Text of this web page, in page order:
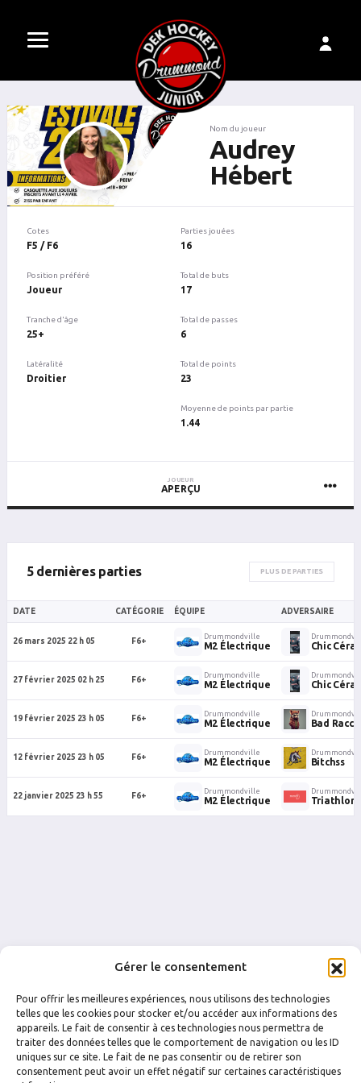
Gérer le consentement
Pour offrir les meilleures expériences, nous utilisons des technologies
telles que les cookies pour stocker et/ou accéder aux informations des
appareils. Le fait de consentir à ces technologies nous permettra de
traiter des données telles que le comportement de navigation ou les ID
uniques sur ce site. Le fait de ne pas consentir ou de retirer son
consentement peut avoir un effet négatif sur certaines caractéristiques
Nom du joueur
Audrey
Hébert
Cotes
F5 / F6
Position préféré
Joueur
Tranche d'âge
25+
Latéralité
Droitier
Parties jouées
16
Total de buts
17
Total de passes
6
Total de points
23
Moyenne de points par partie
1.44
JOUEUR
APERÇU
5 dernières parties PLUS DE PARTIES
DATE CATÉGORIE ÉQUIPE ADVERSAIRE
26 mars 2025 22 h 05 F6+
Drummondville
M2 Électrique Chic
27 février 2025 02 h 25 F6+
Drummondville
M2 Électrique Chic
19 février 2025 23 h 05 F6+
Drummondville
M2 Électrique Bad
12 février 2025 23 h 05 F6+
Drummondville
M2 Électrique Bitchss
22 janvier 2025 23 h 55 F6+
Drummondville
M2 Électrique Triathlon
FACEBOOK INSTAGRAM